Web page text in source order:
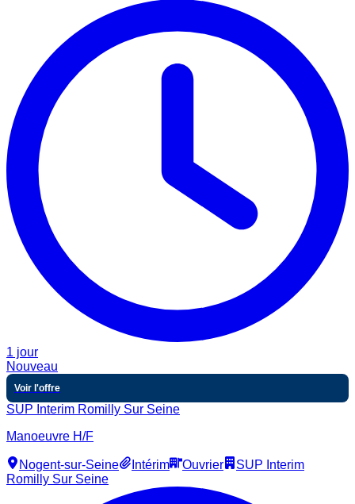
1 jour
Nouveau
Voir l'offre
SUP Interim Romilly Sur Seine
Manoeuvre H/F
Nogent-sur-Seine Intérim Ouvrier
SUP Interim
Romilly Sur Seine